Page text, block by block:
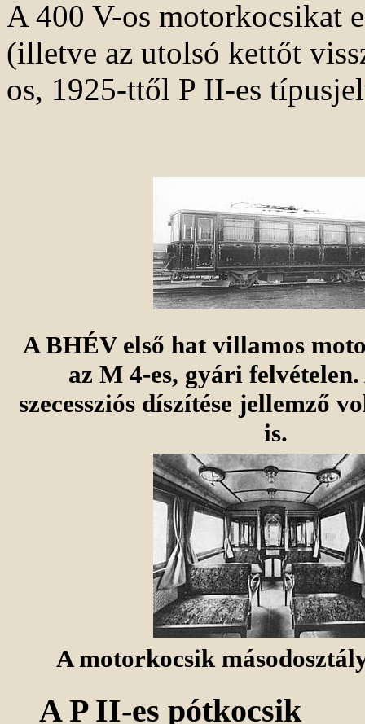
A 400 V-os motorkocsikat
(illetve az utolsó kettőt
os, 1925-ttől P II-es
A BHÉV első hat villamos
az M 4-es, gyári
szecessziós díszítése jellemző
is.
A motorkocsik
A P II-es pótkocsik